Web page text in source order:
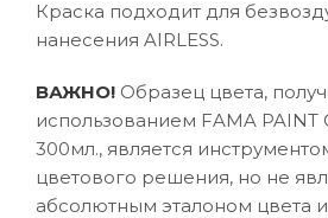
Краска подходит для
нанесения AIRLESS.
ВАЖНО! Образец цвета,
использованием FAMA PAINT
300мл., является
цветового решения, но не
абсолютным эталоном цвета